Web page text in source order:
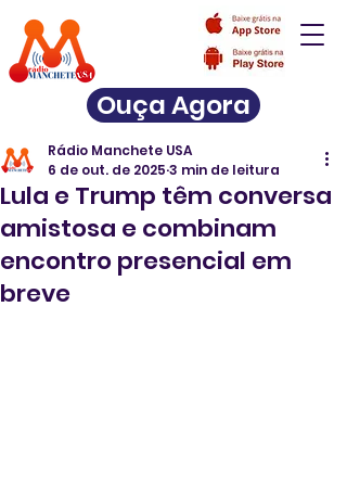
Ouça Agora
Lula e Trump têm conversa
amistosa e combinam
encontro presencial em
breve
Rádio Manchete USA
6 de out. de 2025 3 min de leitura